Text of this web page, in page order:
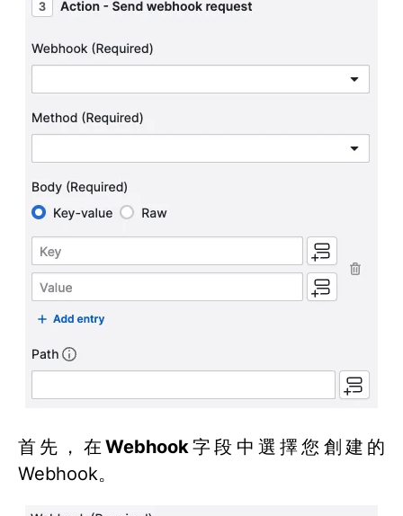
首先，在 Webhook 字段中選擇您創建的
Webhook。